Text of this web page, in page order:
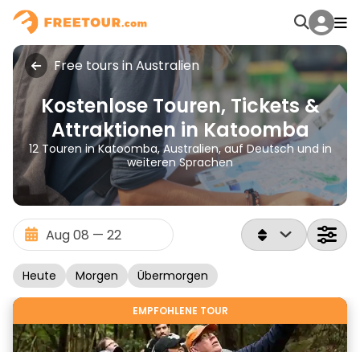
Free tours in Australien
Kostenlose Touren, Tickets &
Attraktionen in Katoomba
12 Touren in Katoomba, Australien, auf Deutsch und in
weiteren Sprachen
Heute Morgen Übermorgen
EMPFOHLENE TOUR